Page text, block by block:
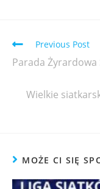
Previous Post
Parada Żyrardowa
Wielkie
MOŻE CI SIĘ